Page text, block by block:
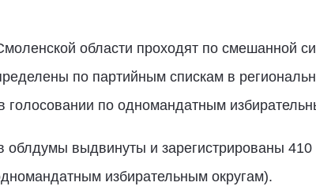
области проходят по смешанной
по партийным спискам в
по одномандатным
облдумы выдвинуты и зарегистрированы
избирательным округам).